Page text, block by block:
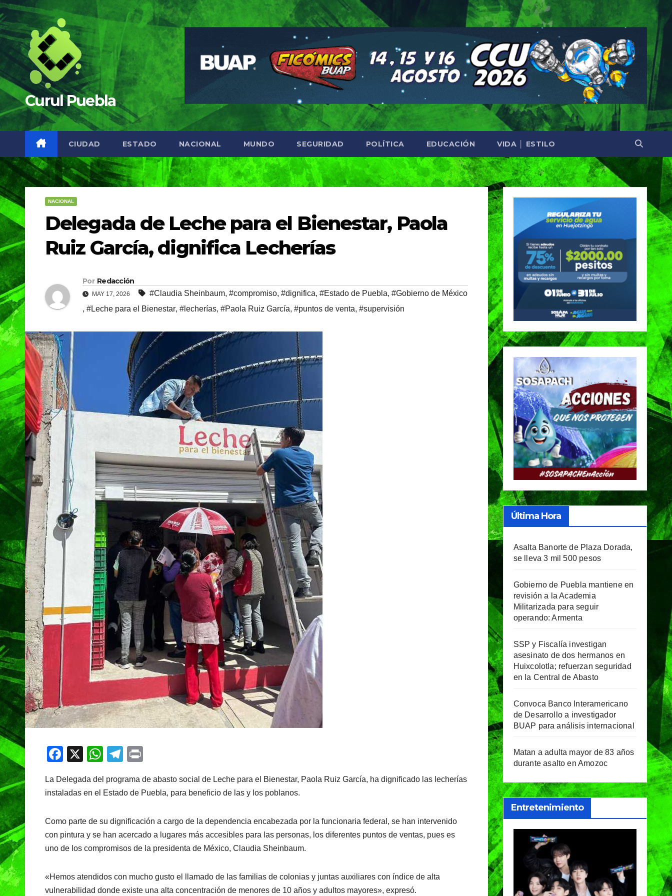
Saltar
al
contenido
Curul Puebla
CIUDAD ESTADO NACIONAL MUNDO SEGURIDAD POLÍTICA EDUCACIÓN VIDA │ ESTILO
NACIONAL
Delegada de Leche para el Bienestar, Paola
Ruiz García, dignifica Lecherías
Por Redacción
MAY 17, 2026 #Claudia Sheinbaum, #compromiso, #dignifica, #Estado de Puebla, #Gobierno de México
, #Leche para el Bienestar, #lecherías, #Paola Ruiz García, #puntos de venta, #supervisión
F
c
b
o
o
X
W
at
A
p
p
T
e
a
m
t
La Delegada del programa de abasto social de Leche para el Bienestar, Paola Ruiz García, ha dignificado las lecherías
instaladas en el Estado de Puebla, para beneficio de las y los poblanos.
Como parte de su dignificación a cargo de la dependencia encabezada por la funcionaria federal, se han intervenido
con pintura y se han acercado a lugares más accesibles para las personas, los diferentes puntos de ventas, pues es
uno de los compromisos de la presidenta de México, Claudia Sheinbaum.
«Hemos atendidos con mucho gusto el llamado de las familias de colonias y juntas auxiliares con índice de alta
vulnerabilidad donde existe una alta concentración de menores de 10 años y adultos mayores», expresó.
Última Hora
Asalta Banorte de Plaza Dorada,
se lleva 3 mil 500 pesos
Gobierno de Puebla mantiene en
revisión a la Academia
Militarizada para seguir
operando: Armenta
SSP y Fiscalía investigan
asesinato de dos hermanos en
Huixcolotla; refuerzan seguridad
en la Central de Abasto
Convoca Banco Interamericano
de Desarrollo a investigador
BUAP para análisis internacional
Matan a adulta mayor de 83 años
durante asalto en Amozoc
Entretenimiento